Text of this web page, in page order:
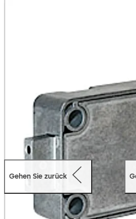
mechanische
Somit muss bei der
für unterschiedliche
werden.
Gehen Sie zurück